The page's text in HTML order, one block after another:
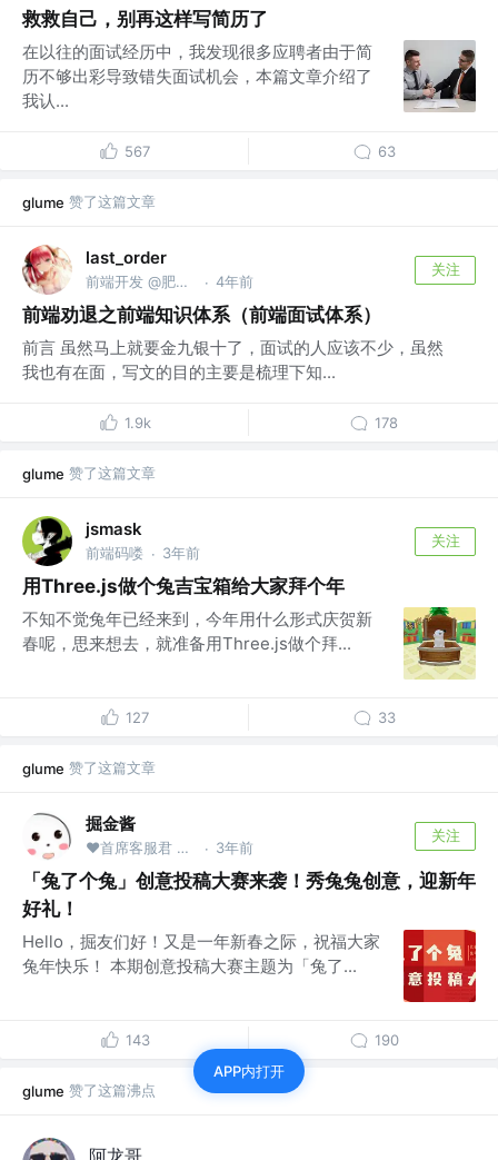
救救自己，别再这样写简历了
在以往的面试经历中，我发现很多应聘者由于简
历不够出彩导致错失面试机会，本篇文章介绍了
我认...
567 63
glume 赞了这篇文章
last_order
前端开发 @肥宅集团有限公司 · 4年前
关注
前端劝退之前端知识体系（前端面试体系）
前言 虽然马上就要金九银十了，面试的人应该不少，虽然
我也有在面，写文的目的主要是梳理下知...
1.9k 178
glume 赞了这篇文章
jsmask
前端码喽 · 3年前
关注
用Three.js做个兔吉宝箱给大家拜个年
不知不觉兔年已经来到，今年用什么形式庆贺新
春呢，思来想去，就准备用Three.js做个拜...
127 33
glume 赞了这篇文章
掘金酱
❤首席客服君 @掘金 · 3年前
关注
「兔了个兔」创意投稿大赛来袭！秀兔兔创意，迎新年
好礼！
Hello，掘友们好！又是一年新春之际，祝福大家
兔年快乐！ 本期创意投稿大赛主题为「兔了...
143 190
glume 赞了这篇沸点
阿龙哥
APP内打开